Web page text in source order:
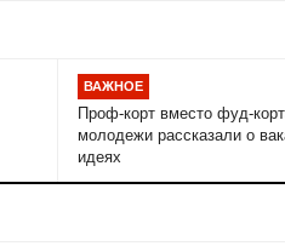
ВАЖНОЕ
Проф-корт вместо фуд-
молодежи рассказали о
идеях